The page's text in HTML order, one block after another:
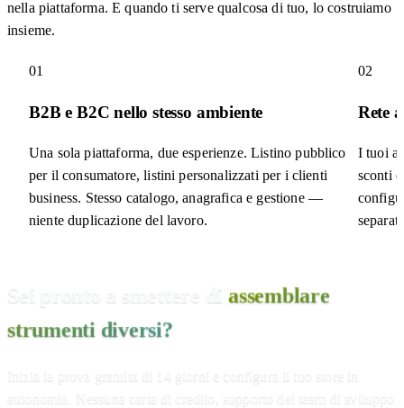
nella piattaforma. E quando ti serve qualcosa di tuo, lo costruiamo
insieme.
01
B2B e B2C nello stesso ambiente
Una sola piattaforma, due esperienze. Listino pubblico
per il consumatore, listini personalizzati per i clienti
business. Stesso catalogo, anagrafica e gestione —
niente duplicazione del lavoro.
02
Rete
I tuoi
sconti
Sei pronto a smettere di assemblare
strumenti diversi?
Inizia la prova gratuita di 14 giorni e configura il tuo store in
autonomia. Nessuna carta di credito, supporto del team di sviluppo